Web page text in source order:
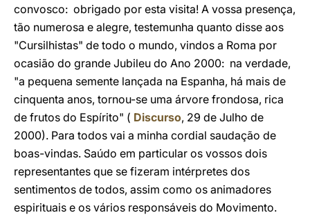
convosco: obrigado por esta visita! A vossa presença,
tão numerosa e alegre, testemunha quanto disse aos
"Cursilhistas" de todo o mundo, vindos a Roma por
ocasião do grande Jubileu do Ano 2000: na verdade,
"a pequena semente lançada na Espanha, há mais de
cinquenta anos, tornou-se uma árvore frondosa, rica
de frutos do Espírito" ( Discurso, 29 de Julho de
2000). Para todos vai a minha cordial saudação de
boas-vindas. Saúdo em particular os vossos dois
representantes que se fizeram intérpretes dos
sentimentos de todos, assim como os animadores
espirituais e os vários responsáveis do Movimento.